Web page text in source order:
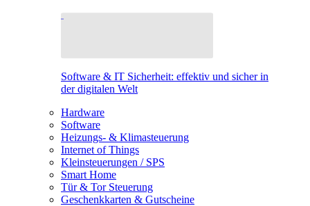
Software & IT Sicherheit: effektiv und sicher in
der digitalen Welt
Hardware
Software
Heizungs- & Klimasteuerung
Internet of Things
Kleinsteuerungen / SPS
Smart Home
Tür & Tor Steuerung
Geschenkkarten & Gutscheine